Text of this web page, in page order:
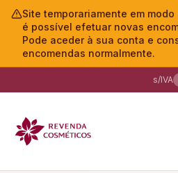
Site temporariamente em
é possível efetuar novas
Pode aceder à sua conta e
encomendas normalmente.
s/IVA